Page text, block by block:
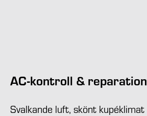
AC-kontroll & reparation
Svalkande luft, skönt kupéklimat